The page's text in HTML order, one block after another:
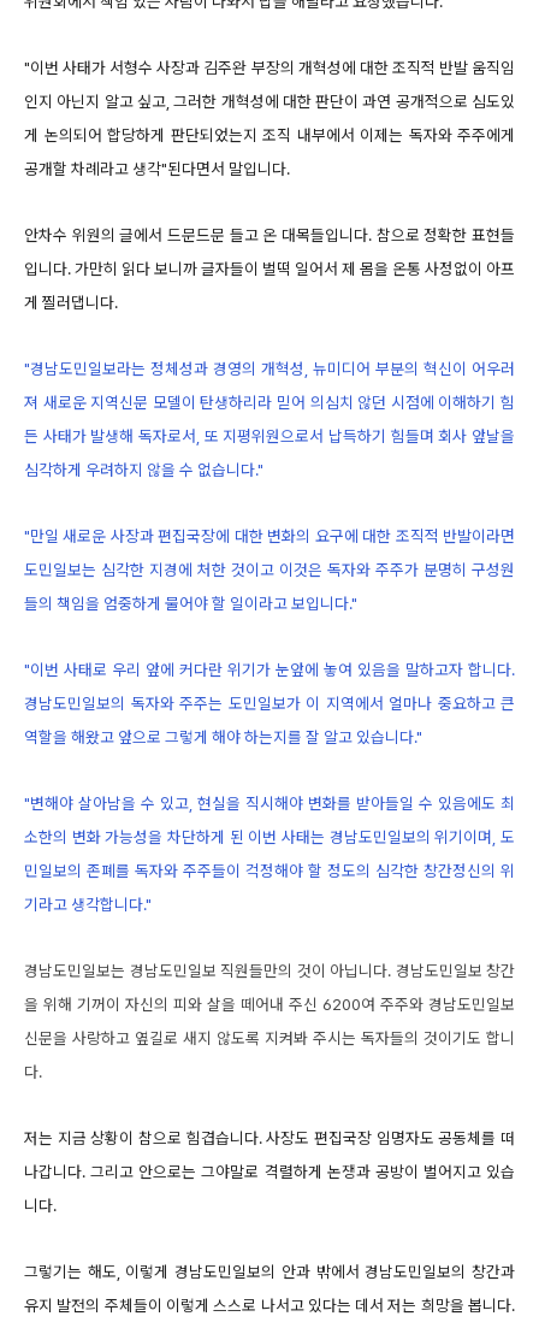
"이번 사태가 서형수 사장과 김주완 부장의 개혁성에 대한 조직적 반발 움직임
인지 아닌지 알고 싶고, 그러한 개혁성에 대한 판단이 과연 공개적으로 심도있
게 논의되어 합당하게 판단되었는지 조직 내부에서 이제는 독자와 주주에게
공개할 차례라고 생각"된다면서 말입니다.
안차수 위원의 글에서 드문드문 들고 온 대목들입니다. 참으로 정확한 표현들
입니다. 가만히 읽다 보니까 글자들이 벌떡 일어서 제 몸을 온통 사정없이 아프
게 찔러댑니다.
"경남도민일보라는 정체성과 경영의 개혁성, 뉴미디어 부분의 혁신이 어우러
져 새로운 지역신문 모델이 탄생하리라 믿어 의심치 않던 시점에 이해하기 힘
든 사태가 발생해 독자로서, 또 지평위원으로서 납득하기 힘들며 회사 앞날을
심각하게 우려하지 않을 수 없습니다."
"만일 새로운 사장과 편집국장에 대한 변화의 요구에 대한 조직적 반발이라면
도민일보는 심각한 지경에 처한 것이고 이것은 독자와 주주가 분명히 구성원
들의 책임을 엄중하게 물어야 할 일이라고 보입니다."
"이번 사태로 우리 앞에 커다란 위기가 눈앞에 놓여 있음을 말하고자 합니다.
경남도민일보의 독자와 주주는 도민일보가 이 지역에서 얼마나 중요하고 큰
역할을 해왔고 앞으로 그렇게 해야 하는지를 잘 알고 있습니다."
"변해야 살아남을 수 있고, 현실을 직시해야 변화를 받아들일 수 있음에도 최
소한의 변화 가능성을 차단하게 된 이번 사태는 경남도민일보의 위기이며, 도
민일보의 존폐를 독자와 주주들이 걱정해야 할 정도의 심각한 창간정신의 위
기라고 생각합니다."
경남도민일보는 경남도민일보 직원들만의 것이 아닙니다. 경남도민일보 창간
을 위해 기꺼이 자신의 피와 살을 떼어내 주신 6200여 주주와 경남도민일보
신문을 사랑하고 옆길로 새지 않도록 지켜봐 주시는 독자들의 것이기도 합니
다.
저는 지금 상황이 참으로 힘겹습니다. 사장도 편집국장 임명자도 공동체를 떠
나갑니다. 그리고 안으로는 그야말로 격렬하게 논쟁과 공방이 벌어지고 있습
니다.
그렇기는 해도, 이렇게 경남도민일보의 안과 밖에서 경남도민일보의 창간과
유지 발전의 주체들이 이렇게 스스로 나서고 있다는 데서 저는 희망을 봅니다.